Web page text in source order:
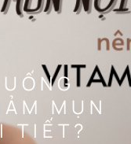
MỤN
TIẾT?